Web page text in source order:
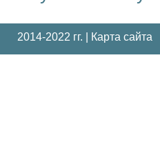
2014-2022 гг. | Карта сайта